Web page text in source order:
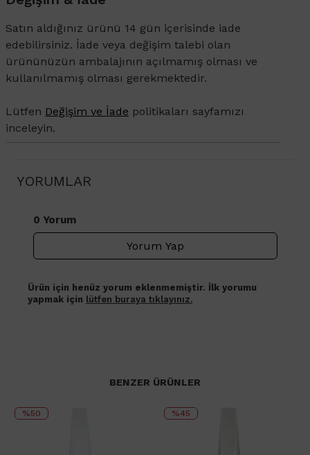
Satın aldığınız ürünü 14 gün içerisinde iade
edebilirsiniz. İade veya değişim talebi olan
ürününüzün ambalajının açılmamış olması ve
kullanılmamış olması gerekmektedir.
Lütfen Değişim ve İade politikaları sayfamızı
inceleyin.
YORUMLAR
0 Yorum
Yorum Yap
Ürün için henüz yorum eklenmemiştir. İlk yorumu
yapmak için lütfen buraya tıklayınız.
BENZER ÜRÜNLER
%50 %45